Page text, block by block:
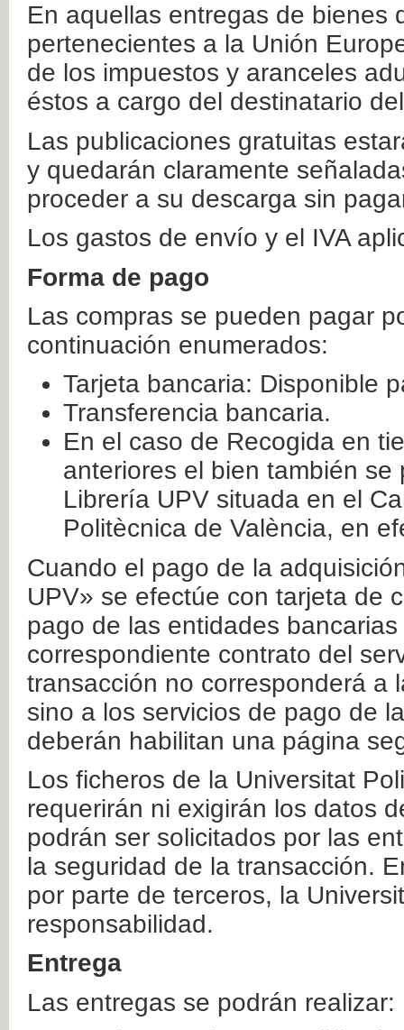
En aquellas entregas de bienes
pertenecientes a la Unión
de los impuestos y aranceles
éstos a cargo del destinatario
Las publicaciones gratuitas
y quedarán claramente
proceder a su descarga sin
Los gastos de envío y el IVA
Forma de pago
Las compras se pueden pagar
continuación enumerados:
Tarjeta bancaria: Disponible
Transferencia bancaria.
En el caso de Recogida en
anteriores el bien también
Librería UPV situada en el
Politècnica de València, en
Cuando el pago de la
UPV» se efectúe con tarjeta de
pago de las entidades
correspondiente contrato del
transacción no corresponderá a
sino a los servicios de pago de
deberán habilitan una página
Los ficheros de la Universitat
requerirán ni exigirán los datos
podrán ser solicitados por las
la seguridad de la transacción.
por parte de terceros, la
responsabilidad.
Entrega
Las entregas se podrán realizar: